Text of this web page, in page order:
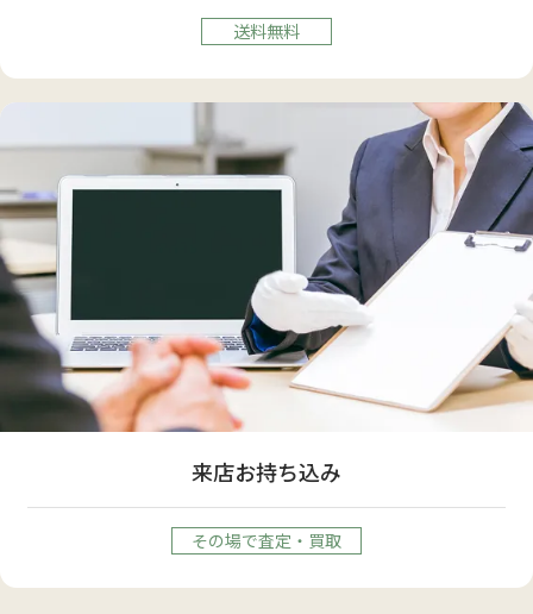
送料無料
来店お持ち込み
その場で査定・買取